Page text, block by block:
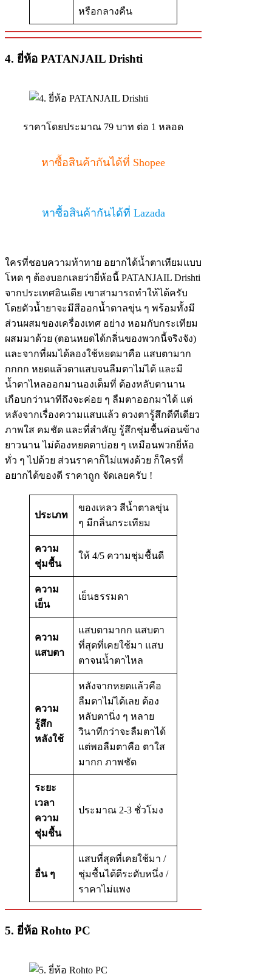
หรือกลางคืน
4. ยี่ห้อ PATANJAIL Drishti
ราคาโดยประมาณ 79 บาท ต่อ 1 หลอด
หาซื้อสินค้ากันได้ที่ Shopee
หาซื้อสินค้ากันได้ที่ Lazada
ใครที่ชอบความท้าทาย อยากได้น้ำตาเทียมแบบ
โหด ๆ ต้องบอกเลยว่ายี่ห้อนี้ PATANJAIL Drishti
จากประเทศอินเดีย เขาสามารถทำให้ได้ครับ
โดยตัวน้ำยาจะมีสีออกน้ำตาลขุ่น ๆ พร้อมทั้งมี
ส่วนผสมของเครื่องเทศ อย่าง หอมกับกระเทียม
ผสมมาด้วย (ตอนหยดได้กลิ่นของพวกนี้จริงจัง)
และจากที่ผมได้ลองใช้หยดมาคือ แสบตามาก
กกกก หยดแล้วตาแสบจนลืมตาไม่ได้ และมี
น้ำตาไหลออกมานองเต็มที่ ต้องหลับตานาน
เกือบกว่านาทีถึงจะค่อย ๆ ลืมตาออกมาได้ แต่
หลังจากเรื่องความแสบแล้ว ดวงตารู้สึกดีทีเดียว
ภาพใส คมชัด และที่สำคัญ รู้สึกชุ่มชื้นค่อนข้าง
ยาวนาน ไม่ต้องหยดตาบ่อย ๆ เหมือนพวกยี่ห้อ
ทั่ว ๆ ไปด้วย ส่วนราคาก็ไม่แพงด้วย ก็ใครที่
อยากได้ของดี ราคาถูก จัดเลยครับ !
ประเภท
ของเหลว สีน้ำตาลขุ่น
ๆ มีกลิ่นกระเทียม
ความ
ชุ่มชื้น
ให้ 4/5 ความชุ่มชื้นดี
ความ
เย็น
เย็นธรรมดา
ความ
แสบตา
แสบตามากก แสบตา
ที่สุดที่เคยใช้มา แสบ
ตาจนน้ำตาไหล
ความ
รู้สึก
หลังใช้
หลังจากหยดแล้วคือ
ลืมตาไม่ได้เลย ต้อง
หลับตานิ่ง ๆ หลาย
วินาทีกว่าจะลืมตาได้
แต่พอลืมตาคือ ตาใส
มากก ภาพชัด
ระยะ
เวลา
ความ
ชุ่มชื้น
ประมาณ 2-3 ชั่วโมง
อื่น ๆ
แสบที่สุดที่เคยใช้มา /
ชุ่มชื้นได้ดีระดับหนึ่ง /
ราคาไม่แพง
5. ยี่ห้อ Rohto PC